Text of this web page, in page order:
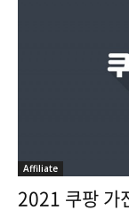
Affiliate
2021 쿠팡 가